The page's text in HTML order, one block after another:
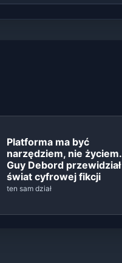
Platforma ma być
narzędziem, nie życiem.
Guy Debord przewidział
świat cyfrowej fikcji
ten sam dział